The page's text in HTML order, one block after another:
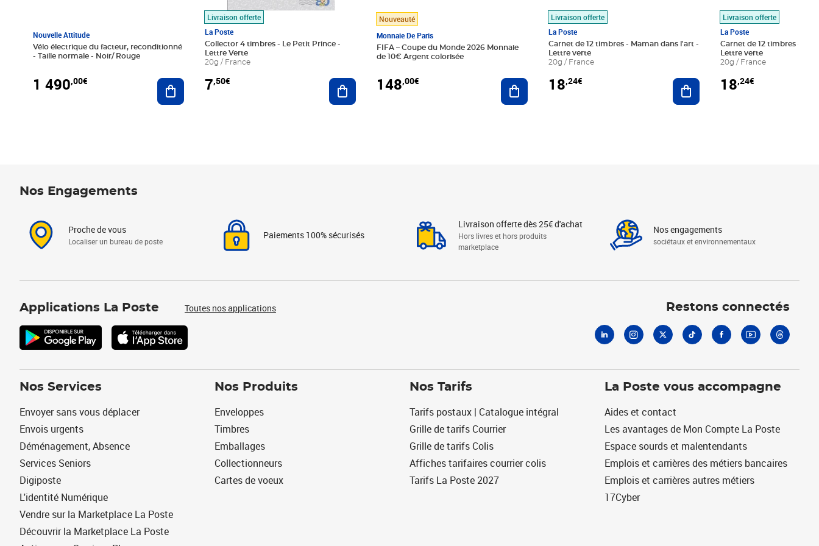
Nouvelle Attitude
Vélo électrique du facteur, reconditionné
- Taille normale - Noir/ Rouge
1 490,00€ Ajouter au panier
Livraison offerte
La Poste
Collector 4 timbres - Le Petit Prince -
Lettre Verte
20g / France
7,50€ Ajouter au panier
Nouveauté
Monnaie De Paris
FIFA – Coupe du Monde 2026 Monnaie
de 10€ Argent colorisée
148,00€ Ajouter au panier
Livraison offerte
La Poste
Carnet de 12 timbres - Maman dans l'art -
Lettre verte
20g / France
18,24€ Ajouter au panier
Livraison offerte
La Poste
Carnet de 12 timbres - Le
Lettre verte
20g / France
18,24€
Nos Engagements
Proche de vous
Localiser un bureau de poste
Paiements 100% sécurisés
Livraison offerte dès 25€ d'achat
Hors livres et hors produits
marketplace
Nos engagements
sociétaux et environnementaux
Applications La Poste Toutes nos applications Restons connectés
Nos Services
Envoyer sans vous déplacer
Envois urgents
Déménagement, Absence
Services Seniors
Digiposte
L'identité Numérique
Vendre sur la Marketplace La Poste
Découvrir la Marketplace La Poste
Nos Produits
Enveloppes
Timbres
Emballages
Collectionneurs
Cartes de voeux
Nos Tarifs
Tarifs postaux | Catalogue intégral
Grille de tarifs Courrier
Grille de tarifs Colis
Affiches tarifaires courrier colis
Tarifs La Poste 2027
La Poste vous accompagne
Aides et contact
Les avantages de Mon Compte La Poste
Espace sourds et malentendants
Emplois et carrières des métiers bancaires
Emplois et carrières autres métiers
17Cyber